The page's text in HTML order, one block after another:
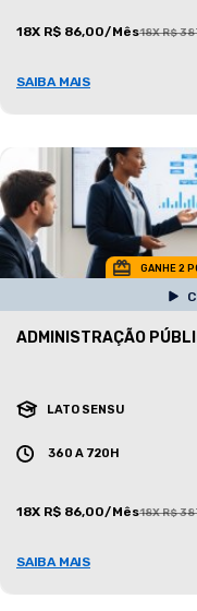
18X R$ 86,00/Mês18X R$
SAIBA MAIS
GANHE 2
ADMINISTRAÇÃO
LATO SENSU
360 A 720H
18X R$ 86,00/Mês18X R$
SAIBA MAIS